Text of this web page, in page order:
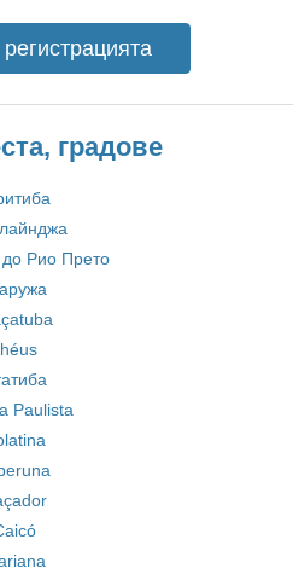
градове
Рио Прето
Paulista